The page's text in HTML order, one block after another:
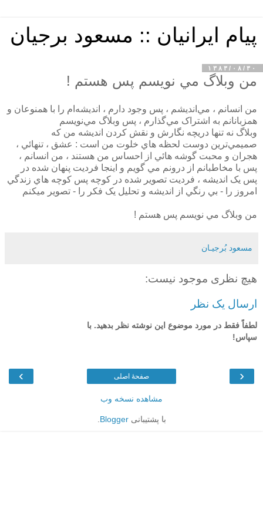
پیام ایرانیان :: مسعود برجیان
۱۳۸۳/۰۸/۳۰
من وبلاگ مي نويسم پس هستم !
من انسانم ، مي‌انديشم ، پس وجود دارم ، انديشه‌ام را با همنوعان و
همزبانانم به اشتراک مي‌گذارم ، پس وبلاگ مي‌نويسم
وبلاگ نه تنها دريچه نگارش و نقش کردن انديشه من که
صميمي‌ترين دوست لحظه هاي خلوت من است : عشق ، تنهائي ،
هجران و محبت گوشه هائي از احساس من هستند ، من انسانم ،
پس با مخاطبانم از درونم مي گويم و اينجا فرديت پنهان شده در
پس يک انديشه ، فرديت تصوير شده در کوچه پس کوچه هاي زندگي
امروز را - بي رنگي از انديشه و تحليل يک فکر را - تصوير ميکنم
من وبلاگ مي نويسم پس هستم !
مسعود بُرجيـان
هیچ نظری موجود نیست:
ارسال یک نظر
لطفاً فقط در مورد موضوع این نوشته نظر بدهید. با
سپاس!
‹
› صفحهٔ اصلی
مشاهده نسخه وب
با پشتیبانیBlogger